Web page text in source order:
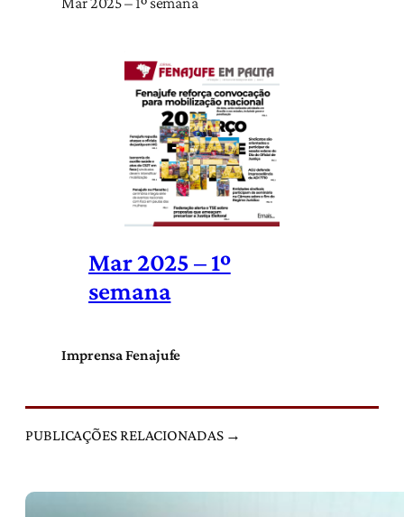
Mar 2025 – 1º
semana
Imprensa Fenajufe
PUBLICAÇÕES RELACIONADAS →